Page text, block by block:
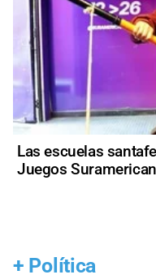
Las escuelas
Juegos
+ Política